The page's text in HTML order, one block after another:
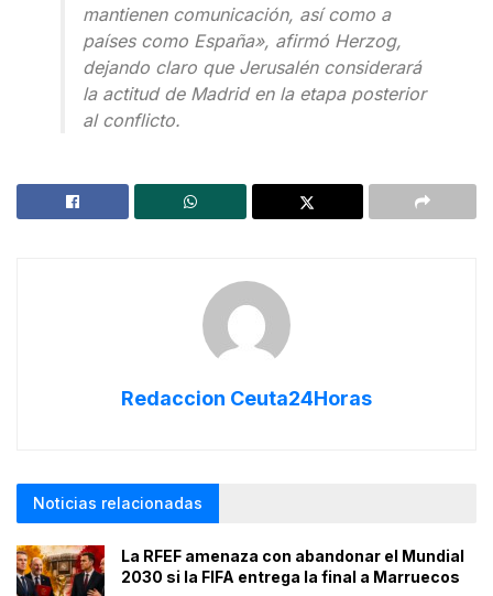
mantienen comunicación, así como a
países como España», afirmó Herzog,
dejando claro que Jerusalén considerará
la actitud de Madrid en la etapa posterior
al conflicto.
Redaccion Ceuta24Horas
Noticias relacionadas
La RFEF amenaza con abandonar el Mundial
2030 si la FIFA entrega la final a Marruecos